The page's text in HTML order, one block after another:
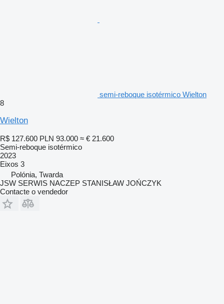
semi-reboque isotérmico Wielton
8
Wielton
R$ 127.600 PLN 93.000 ≈ € 21.600
Semi-reboque isotérmico
2023
Eixos 3
Polónia, Twarda
JSW SERWIS NACZEP STANISŁAW JOŃCZYK
Contacte o vendedor